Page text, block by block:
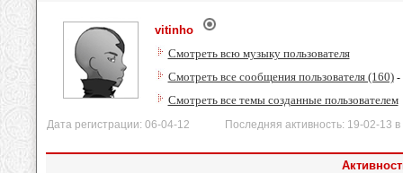
vitinho
Смотреть всю музыку пользователя
Смотреть все сообщения пользователя (160)-
Смотреть все темы созданные пользователем
Дата регистрации: 06-04-12 Последняя активность: 19-02-13 в